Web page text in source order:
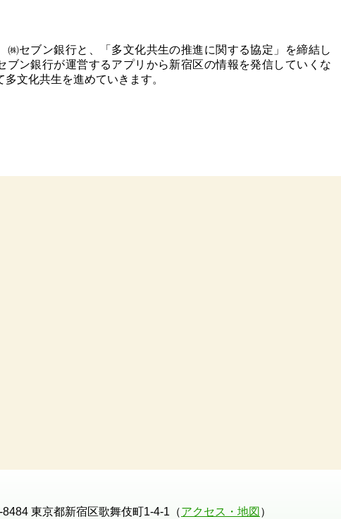
㈱セブン銀行と、「多文化共生の推進に関する協定」を締結し
ブン銀行が運営するアプリから新宿区の情報を発信していくな
多文化共生を進めていきます。
8484 東京都新宿区歌舞伎町1-4-1（アクセス・地図 ）